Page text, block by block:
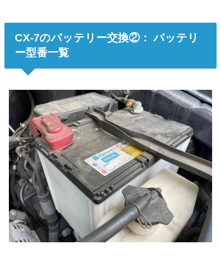
CX-7のバッテリー交換②： バッテリ
ー型番一覧